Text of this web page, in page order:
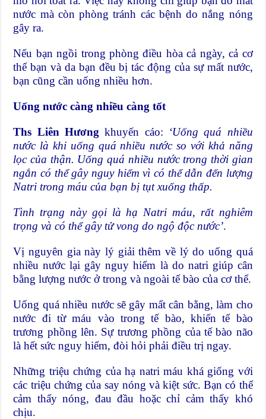
nước mà còn phòng tránh các bệnh do nắng nóng
gây ra.
Nếu bạn ngồi trong phòng điều hòa cả ngày, cả cơ
thể bạn và da bạn đều bị tác động của sự mất nước,
bạn cũng cần uống nhiều hơn.
Uống nước càng nhiều càng tốt
Ths Liên Hươngkhuyến cáo: ‘Uống quá nhiều
nước là khi uống quá nhiều nước so với khả năng
lọc của thận. Uống quá nhiều nước trong thời gian
ngắn có thể gây nguy hiểm vì có thể dẫn đến lượng
Natri trong máu của bạn bị tụt xuống thấp.
Tình trạng này gọi là hạ Natri máu, rất nghiêm
trọng và có thể gây tử vong do ngộ độc nước’.
Vị nguyên gia này lý giải thêm về lý do uống quá
nhiều nước lại gây nguy hiểm là do natri giúp cân
bằng lượng nước ở trong và ngoài tế bào của cơ thể.
Uống quá nhiều nước sẽ gây mất cân bằng, làm cho
nước đi từ máu vào trong tế bào, khiến tế bào
trương phồng lên. Sự trương phồng của tế bào não
là hết sức nguy hiểm, đòi hỏi phải điều trị ngay.
Những triệu chứng của hạ natri máu khá giống với
các triệu chứng của say nóng và kiệt sức. Bạn có thể
cảm thấy nóng, đau đầu hoặc chỉ cảm thấy khó
chịu.